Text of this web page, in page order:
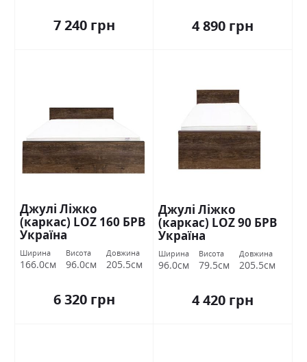
7 240 грн 4 890 грн
Джулі Ліжко
(каркас) LOZ 160 БРВ
Україна
Ширина
166.0см
Висота
96.0см
Довжина
205.5см
6 320 грн
Джулі Ліжко
(каркас) LOZ 90 БРВ
Україна
Ширина
96.0см
Висота
79.5см
Довжина
205.5см
4 420 грн